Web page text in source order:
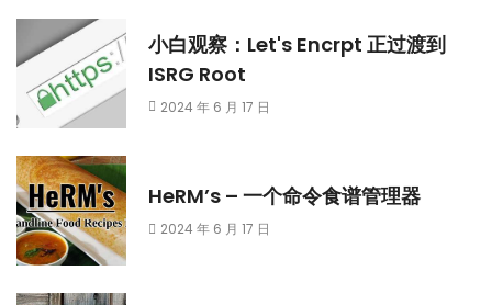
小白观察：Let's Encrpt 正过渡到
ISRG Root
2024 年 6 月 17 日
HeRM’s – 一个命令食谱管理器
2024 年 6 月 17 日